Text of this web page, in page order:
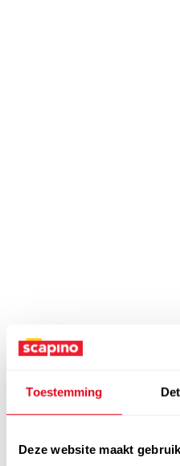
Toestemming
Deze website maakt